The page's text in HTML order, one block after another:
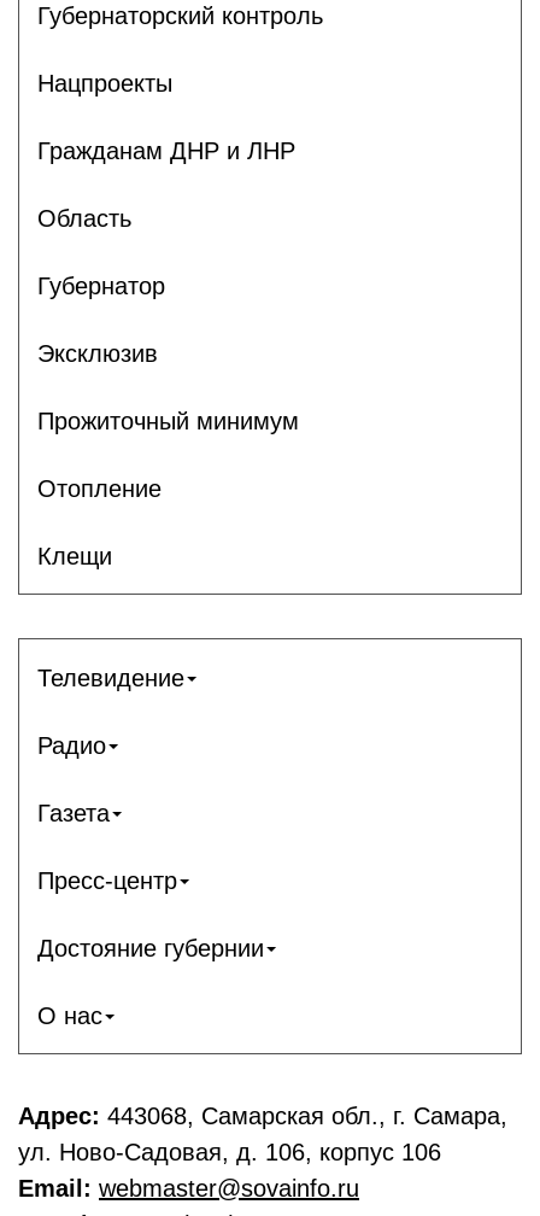
Губернаторский контроль
Нацпроекты
Гражданам ДНР и ЛНР
Область
Губернатор
Эксклюзив
Прожиточный минимум
Отопление
Клещи
Телевидение
Радио
Газета
Пресс-центр
Достояние губернии
О нас
Адрес: 443068, Самарская обл., г. Самара,
ул. Ново-Садовая, д. 106, корпус 106
Email: webmaster@sovainfo.ru